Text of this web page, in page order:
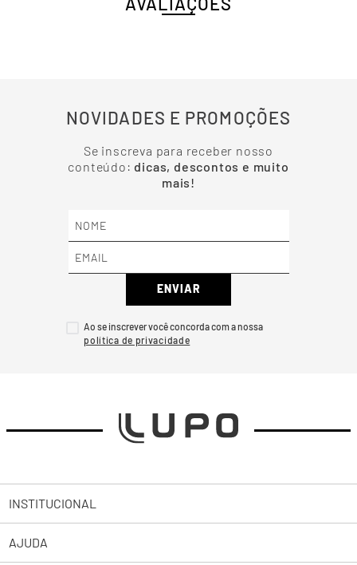
NOVIDADES E PROMOÇÕES
Se inscreva para receber nosso
conteúdo: dicas, descontos e muito
mais!
ENVIAR
Ao se inscrever você concorda com a nossa
INSTITUCIONAL
Sobre a Lupo
AJUDA